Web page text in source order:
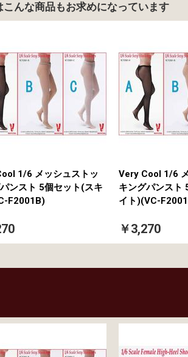
こんな商品もお求めになっています
1/6 メッシュストッ
ンスト 5個セット(スキ
F2001B)
Very Cool 1/6
キングパンスト
イト)(VC-
￥3,270